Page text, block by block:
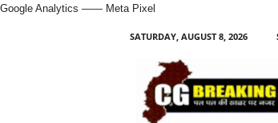
Google Analytics —— Meta Pixel
SATURDAY, AUGUST 8, 2026